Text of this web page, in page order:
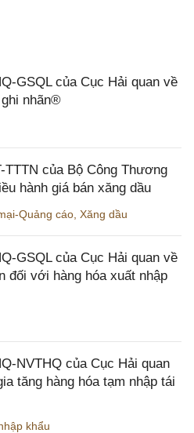
GSQL của Cục Hải quan về
nhãn®
TTTN của Bộ Công Thương
hành giá bán xăng dầu
Quảng cáo Xăng dầu
GSQL của Cục Hải quan về
đối với hàng hóa xuất nhập
NVTHQ của Cục Hải quan
tăng hàng hóa tạm nhập tái
khẩu